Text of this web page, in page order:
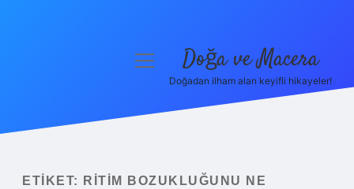
Yasal Uyarı
menüyü Doğa ve Macera
Doğadan ilham alan keyifli hikayeler!
ETIKET:
RITIM BOZUKLUĞUNU NE